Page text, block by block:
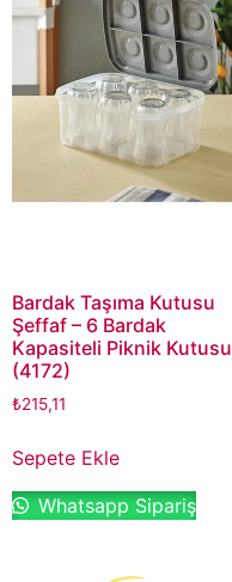
Bardak Taşıma Kutusu
Şeffaf – 6 Bardak
Kapasiteli Piknik Kutusu
(4172)
₺215,11
Sepete Ekle
Whatsapp Sipariş